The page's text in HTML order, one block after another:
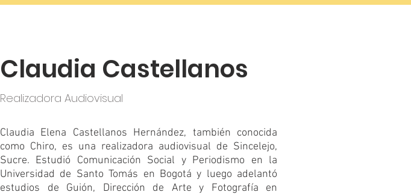
Claudia Castellanos
Realizadora Audiovisual
Claudia Elena Castellanos Hernández, también conocida
como Chiro, es una realizadora audiovisual de Sincelejo,
Sucre. Estudió Comunicación Social y Periodismo en la
Universidad de Santo Tomás en Bogotá y luego adelantó
estudios de Guión, Dirección de Arte y Fotografía en